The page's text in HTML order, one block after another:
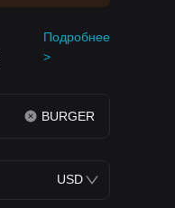
Подробнее
>
BURGER
USD